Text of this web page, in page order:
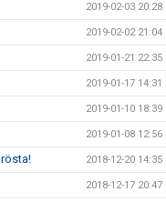
2019-02-03 20:28
2019-02-02 21:04
2019-01-21 22:35
2019-01-17 14:31
2019-01-10 18:39
2019-01-08 12:56
2018-12-20 14:35
2018-12-17 20:47